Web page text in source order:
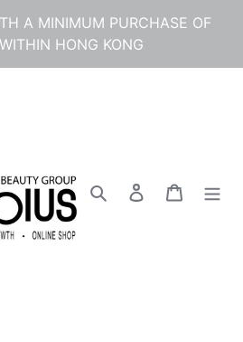
A MINIMUM PURCHASE OF
HONG KONG
검색 로그인 카트